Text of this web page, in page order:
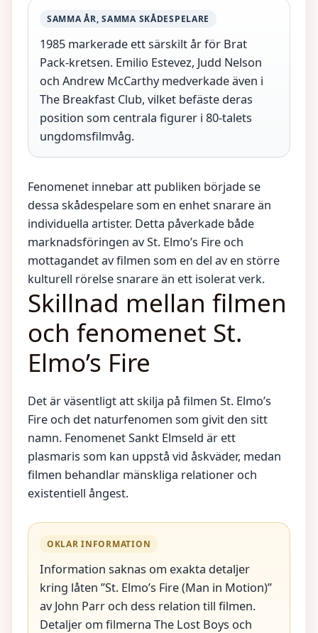
SAMMA ÅR, SAMMA SKÅDESPELARE
1985 markerade ett särskilt år för Brat
Pack-kretsen. Emilio Estevez, Judd Nelson
och Andrew McCarthy medverkade även i
The Breakfast Club, vilket befäste deras
position som centrala figurer i 80-talets
ungdomsfilmvåg.
Fenomenet innebar att publiken började se
dessa skådespelare som en enhet snarare än
individuella artister. Detta påverkade både
marknadsföringen av St. Elmo’s Fire och
mottagandet av filmen som en del av en större
kulturell rörelse snarare än ett isolerat verk.
Skillnad mellan filmen
och fenomenet St.
Elmo’s Fire
Det är väsentligt att skilja på filmen St. Elmo’s
Fire och det naturfenomen som givit den sitt
namn. Fenomenet Sankt Elmseld är ett
plasmaris som kan uppstå vid åskväder, medan
filmen behandlar mänskliga relationer och
existentiell ångest.
OKLAR INFORMATION
Information saknas om exakta detaljer
kring låten ”St. Elmo’s Fire (Man in Motion)”
av John Parr och dess relation till filmen.
Detaljer om filmerna The Lost Boys och